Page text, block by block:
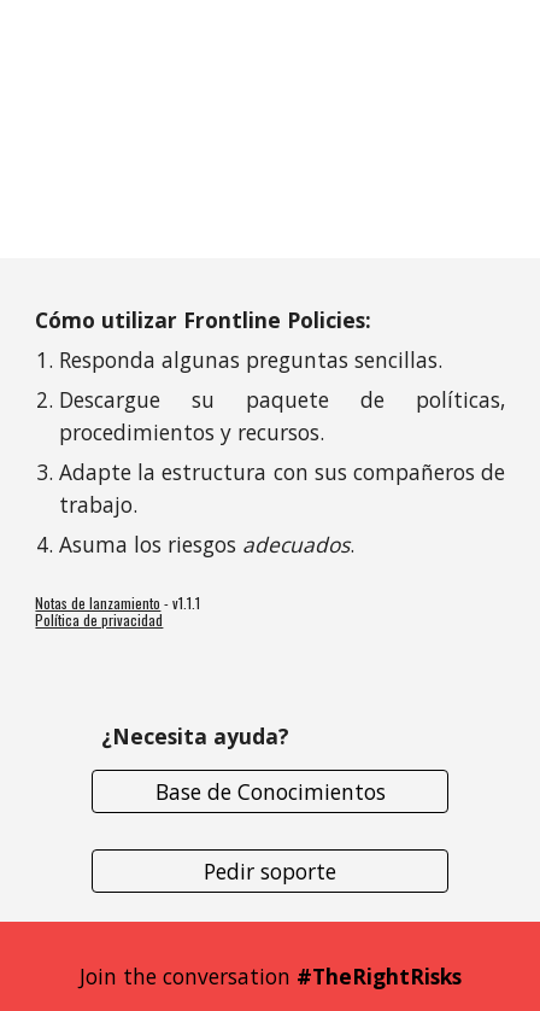
Cómo utilizar Frontline Policies:
Responda algunas preguntas sencillas.
Descargue su paquete de políticas,
procedimientos y recursos.
Adapte la estructura con sus compañeros de
trabajo.
Asuma los riesgos adecuados.
Notas de lanzamiento - v1.1.1
Política de privacidad
¿Necesita ayuda?
Base de Conocimientos
Pedir soporte
Join the conversation #TheRightRisks